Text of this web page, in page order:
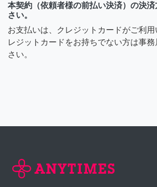
本契約（依頼者様の前払い決済）の決
さい。
お支払いは、クレジットカードがご利用
レジットカードをお持ちでない方は事
さい。